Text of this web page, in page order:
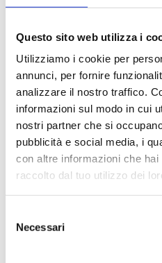
Questo sito web utilizza i
Utilizziamo i cookie per
annunci, per fornire
analizzare il nostro traffico.
informazioni sul modo in cui
nostri partner che si
pubblicità e social media, i
con altre informazioni che
raccolto dal tuo utilizzo dei
delNecessari
C9WE20N07
Beschreibung
Dokumentation
Zubehör